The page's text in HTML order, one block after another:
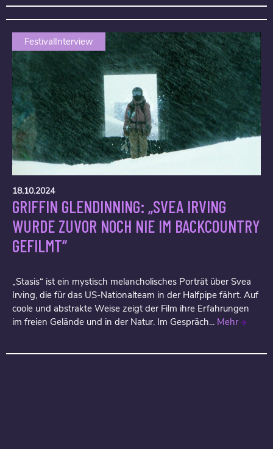
FestivalInterview
18.10.2024
GRIFFIN GLENDINNING: „SVEA IRVING
WURDE ZUVOR NOCH NIE IM BACKCOUNTRY
GEFILMT“
„Stasis“ ist ein mystisch melancholisches Porträt über Svea
Irving, die für das US-Nationalteam in der Halfpipe fährt. Auf
coole und abstrakte Weise zeigt der Film ihre Erfahrungen
im freien Gelände und in der Natur. Im Gespräch... Mehr